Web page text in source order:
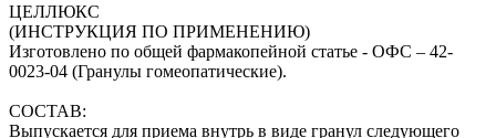
ЦЕЛЛЮКС
(ИНСТРУКЦИЯ ПО ПРИМЕНЕНИЮ)
Изготовлено по общей фармакопейной статье - ОФС – 42-
0023-04 (Гранулы гомеопатические).
СОСТАВ:
Выпускается для приема внутрь в виде гранул следующего